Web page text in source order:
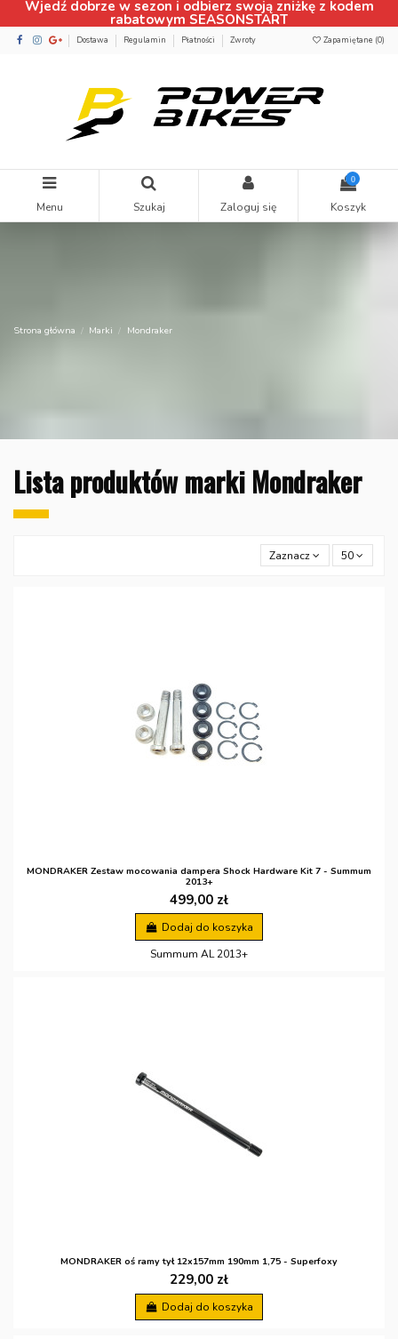
Wjedź dobrze w sezon i odbierz swoją zniżkę z kodem
rabatowym SEASONSTART
Dostawa Regulamin Płatności Zwroty Zapamiętane (0)
Menu Szukaj Zaloguj się
0
Koszyk
Strona główna Marki Mondraker
Lista produktów marki Mondraker
Zaznacz 50
MONDRAKER Zestaw mocowania dampera Shock Hardware Kit 7 - Summum
2013+
499,00 zł
Dodaj do koszyka
Summum AL 2013+
MONDRAKER oś ramy tył 12x157mm 190mm 1,75 - Superfoxy
229,00 zł
Dodaj do koszyka